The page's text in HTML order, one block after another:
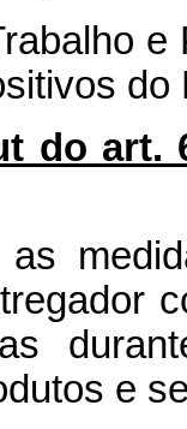
do
do art.
e